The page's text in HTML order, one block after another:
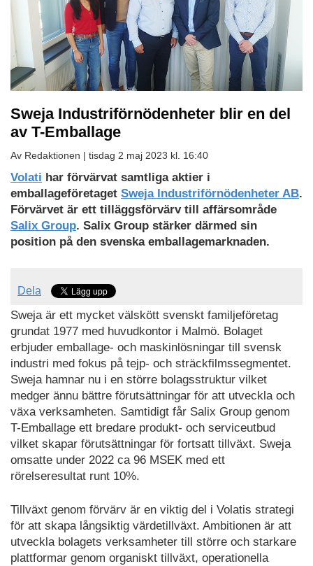
Sweja Industriförnödenheter blir en del
av T-Emballage
Av Redaktionen | tisdag 2 maj 2023 kl. 16:40
Ladda
ned
som
PDF
Volati har förvärvat samtliga aktier i
emballageföretaget Sweja Industriförnödenheter AB.
Förvärvet är ett tilläggsförvärv till affärsområde
Salix Group. Salix Group stärker därmed sin
position på den svenska emballagemarknaden.
Dela
Sweja är ett mycket välskött svenskt familjeföretag
grundat 1977 med huvudkontor i Malmö. Bolaget
erbjuder emballage- och maskinlösningar till svensk
industri med fokus på tejp- och sträckfilmssegmentet.
Sweja hamnar nu i en större bolagsstruktur vilket
medger ännu bättre förutsättningar för att utveckla och
växa verksamheten. Samtidigt får Salix Group genom
T-Emballage ett bredare produkt- och serviceutbud
vilket skapar förutsättningar för fortsatt tillväxt. Sweja
omsatte under 2022 ca 96 MSEK med ett
rörelseresultat runt 10%.
Tillväxt genom förvärv är en viktig del i Volatis strategi
för att skapa långsiktig värdetillväxt. Ambitionen är att
utveckla bolagets verksamheter till större och starkare
plattformar genom organiskt tillväxt, operationella